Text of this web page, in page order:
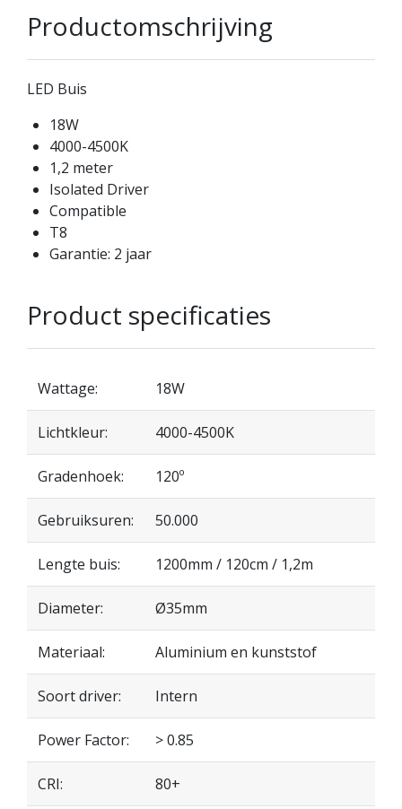
Productomschrijving
LED Buis
18W
4000-4500K
1,2 meter
Isolated Driver
Compatible
T8
Garantie: 2 jaar
Product specificaties
Wattage: 18W
Lichtkleur: 4000-4500K
Gradenhoek: 120º
Gebruiksuren: 50.000
Lengte buis: 1200mm / 120cm / 1,2m
Diameter: Ø35mm
Materiaal: Aluminium en kunststof
Soort driver: Intern
Power Factor: > 0.85
CRI: 80+